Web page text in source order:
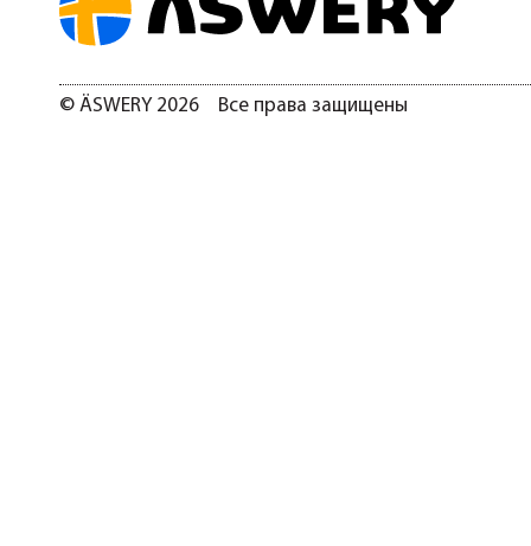
© ÄSWERY 2026 Все права защищены